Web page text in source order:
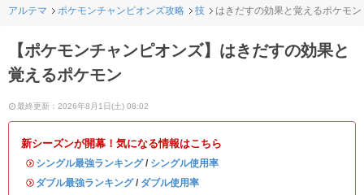
アルテマ ポケモンチャンピオンズ攻略 技 はきだすの効果と覚えるポケモン
【ポケモンチャンピオンズ】はきだすの効果と
覚えるポケモン
最終更新：2026年8月1日(土) 08:02
新シーズンが開幕！気になる情報はこちら
・ シングル最強ランキング/ シングル使用率
・ ダブル最強ランキング/ ダブル使用率